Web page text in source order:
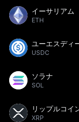
イーサリアム
ETH
USDC
ソラナ
SOL
リップルコイ
XRP